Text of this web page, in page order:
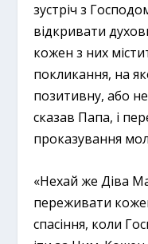
зустріч з
відкривати
кожен з них
покликання, на
позитивну, або
сказав Папа, і
проказування
«Нехай же Діва
переживати
спасіння, коли